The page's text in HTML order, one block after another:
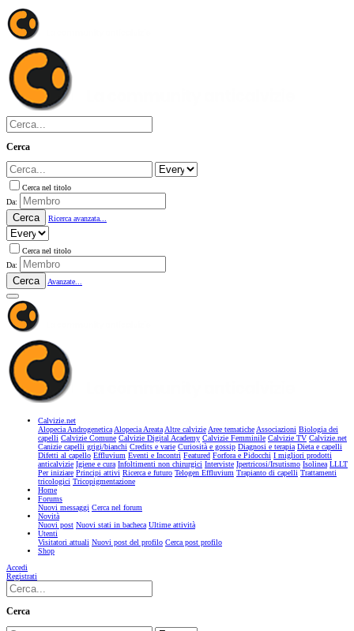
Cerca
Cerca nel titolo
Da:
Cerca Ricerca avanzata...
Cerca nel titolo
Da:
Cerca Avanzate...
Calvizie.net
Alopecia AndrogeneticaAlopecia AreataAltre calvizieAree tematicheAssociazioni Biologia dei
capelli Calvizie Comune Calvizie Digital Academy Calvizie Femminile Calvizie TV Calvizie.net
Canizie capelli grigi/bianchi Credits e varie Curiosità e gossip Diagnosi e terapia Dieta e capelli
Difetti al capello Effluvium Eventi e Incontri Featured Forfora e Pidocchi I migliori prodotti
anticalvizie Igiene e cura Infoltimenti non chirurgici Interviste Ipertricosi/Irsutismo Isolinea LLLT
Per iniziare Principi attivi Ricerca e futuro Telogen Effluvium Trapianto di capelli Trattamenti
tricologici Tricopigmentazione
Home
Forums
Nuovi messaggi Cerca nel forum
Novità
Nuovi post Nuovi stati in bacheca Ultime attività
Utenti
Visitatori attuali Nuovi post del profilo Cerca post profilo
Shop
Accedi
Registrati
Cerca